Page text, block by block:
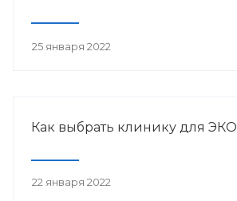
25 января 2022
Как выбрать клинику для ЭКО
22 января 2022